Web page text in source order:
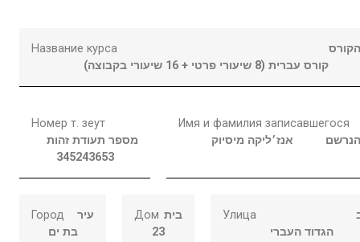
Название курса
קורס עברית (8 שיעורי פרטי + 16 שיעורי בקבוצה)
Номер т. зеут
מספר תעודת זהות
345243653
Имя и фамилия записавшегося
אנז׳ליקה מיסיוק
Город
עיר
בת ים
Дом בית
23
Улица
הגדוד העברי